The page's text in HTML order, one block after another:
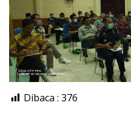
Dibaca : 376